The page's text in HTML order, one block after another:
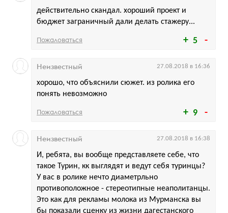
5
действительно скандал. хороший проект и
бюджет заграничный дали делать стажеру...
Пожаловаться
9
хорошо, что объяснили сюжет. из ролика его
понять невозможно
Неизвестный 27.08.2018 в 16:36
Пожаловаться
И, ребята, вы вообще представляете себе, что
такое Турин, кк выглядят и ведут себя туринцы?
У вас в ролике нечто диаметрльно
противоположное - стереотипные неаполитанцы.
Это как для рекламы молока из Мурманска вы
бы показали сценку из жизни дагестанского
Неизвестный 27.08.2018 в 16:38